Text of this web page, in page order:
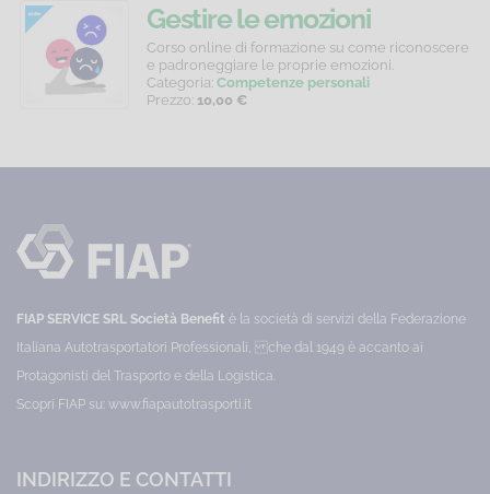
Lavoratori
-
Aggiornamento
quinquennale
Corso
online
operano
manifatturiere
del
settore
chimico
attività
equiparabili
riferimento
ai
rischi
e
Data
science
-
e
dei
dati
Corso
online
tecnologica,
digitale
delle
imprese.
Formazione
e
Analisti
dati,
Responsabili
marketing
informatici,
Gestire le emozioni
Corso online di formazione su come riconoscere
e padroneggiare le proprie emozioni.
Categoria: Competenze personali
Prezzo: 10,00 €
FIAP SERVICE SRL Società Benefit è la società di servizi della Federazione
Italiana Autotrasportatori Professionali, che dal 1949 è accanto ai
Protagonisti del Trasporto e della Logistica.
Scopri FIAP su: www.fiapautotrasporti.it
INDIRIZZO E CONTATTI